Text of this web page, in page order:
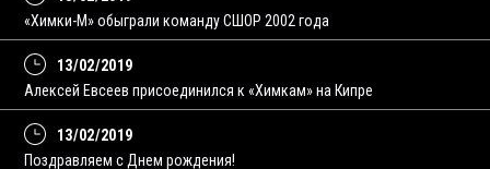
«Химки-М» обыграли команду СШОР 2002 года
13/02/2019
Алексей Евсеев присоединился к «Химкам» на Кипре
13/02/2019
Поздравляем с Днем рождения!